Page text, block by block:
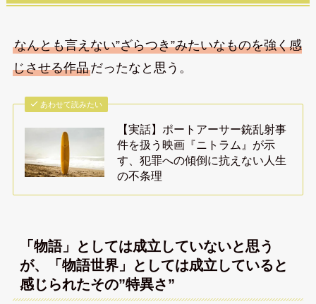
なんとも言えない”ざらつき”みたいなものを強く感
じさせる作品だったなと思う。
あわせて読みたい
【実話】ポートアーサー銃乱射事
件を扱う映画『ニトラム』が示
す、犯罪への傾倒に抗えない人生
の不条理
「物語」としては成立していないと思う
が、「物語世界」としては成立していると
感じられたその”特異さ”